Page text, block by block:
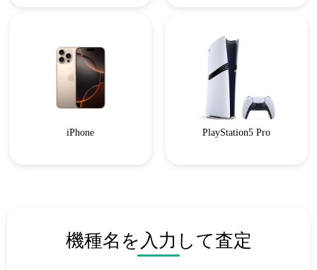
iPhone PlayStation5 Pro
機種名を入力して査定